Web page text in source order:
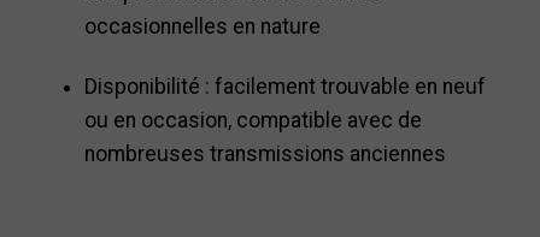
occasionnelles en nature
Disponibilité : facilement trouvable en neuf
ou en occasion, compatible avec de
nombreuses transmissions anciennes